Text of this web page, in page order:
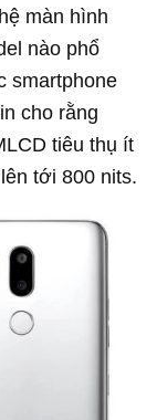
màn hình
nào phổ
smartphone
cho rằng
tiêu thụ ít
tới 800 nits.